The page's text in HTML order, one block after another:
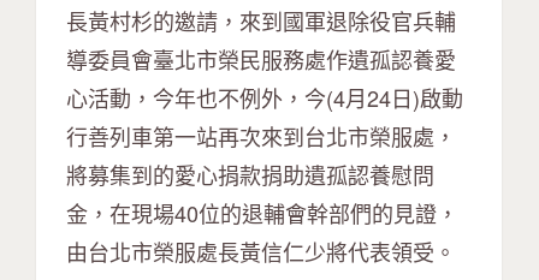
長黃村杉的邀請，來到國軍退除役官兵輔
導委員會臺北市榮民服務處作遺孤認養愛
心活動，今年也不例外，今(4月24日)啟動
行善列車第一站再次來到台北市榮服處，
將募集到的愛心捐款捐助遺孤認養慰問
金，在現場40位的退輔會幹部們的見證，
由台北市榮服處長黃信仁少將代表領受。